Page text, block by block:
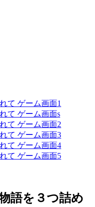
語を３つ詰め